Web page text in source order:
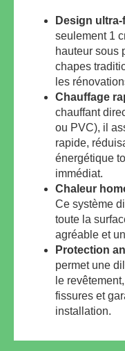
Design ultra-
seulement 1
hauteur sous
chapes
les
Chauffage
chauffant
ou PVC), il
rapide,
énergétique
immédiat.
Chaleur
Ce système
toute la
agréable et
Protection
permet une
le
fissures et
installation.